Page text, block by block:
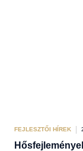
FEJLESZTŐI HÍREK